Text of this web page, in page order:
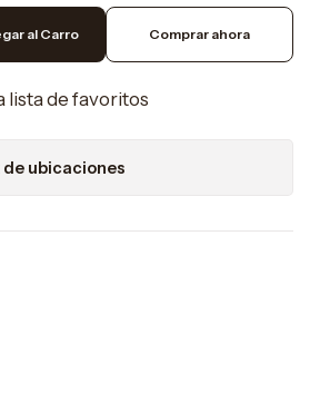
al Carro Comprar ahora
lista de favoritos
ubicaciones